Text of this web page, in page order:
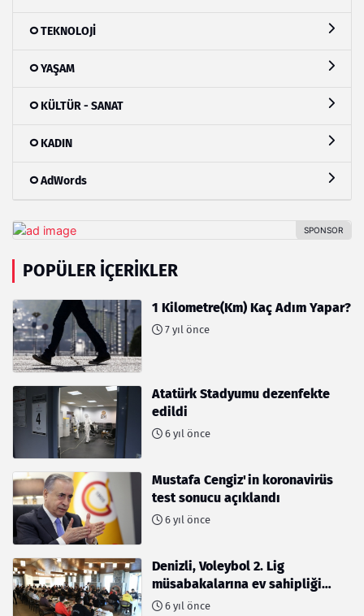
TEKNOLOJİ
YAŞAM
KÜLTÜR - SANAT
KADIN
AdWords
POPÜLER İÇERIKLER
1 Kilometre(Km) Kaç Adım Yapar?
7 yıl önce
Atatürk Stadyumu dezenfekte
edildi
6 yıl önce
Mustafa Cengiz'in koronavirüs
test sonucu açıklandı
6 yıl önce
Denizli, Voleybol 2. Lig
müsabakalarına ev sahipliği
yapıyor
6 yıl önce